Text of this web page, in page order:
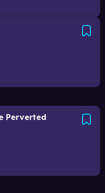
Perverted